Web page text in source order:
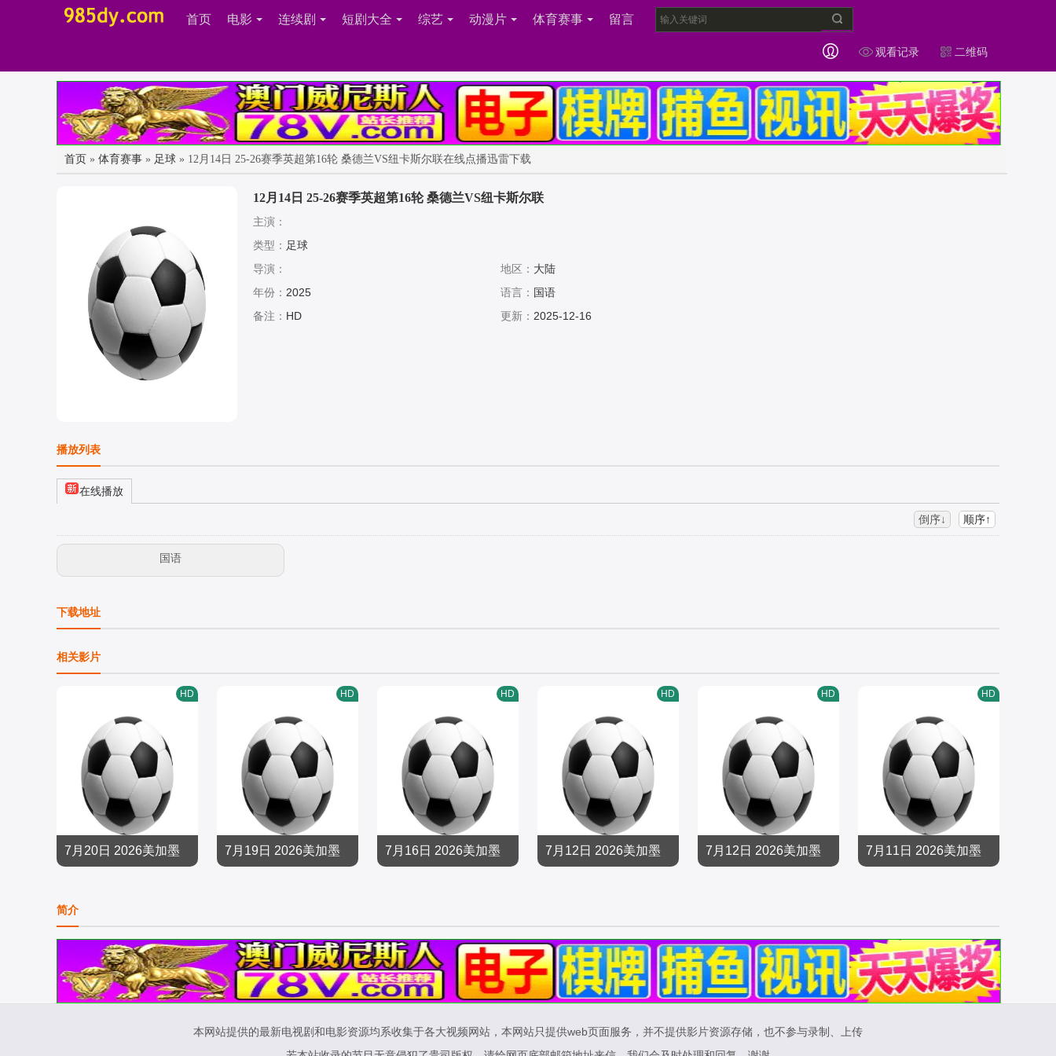
首页 电影 连续剧 短剧大全 综艺 动漫片 体育赛事 留言
二维码
观看记录
首页 » 体育赛事 » 足球 » 12月14日 25-26赛季英超第16轮 桑德兰VS纽卡斯尔联在线点播迅雷下载
12月14日 25-26赛季英超第16轮 桑德兰VS纽卡斯尔联
主演：
类型： 足球
导演：
地区： 大陆
年份： 2025 语言： 国语
备注： HD 更新： 2025-12-16
播放列表
在线播放
倒序↓ 顺序↑
国语
下载地址
相关影片
7月20日 2026美加墨
阿根廷
足球
2026/大陆
HD
7月19日 2026美加墨
2026/大陆
HD
7月16日 2026美加墨
2026/大陆
HD
7月12日 2026美加墨
2026/大陆
HD
7月12日 2026美加墨
2026/大陆
HD
7月11日 2026美加墨
2026/大陆
HD
简介
本网站提供的最新电视剧和电影资源均系收集于各大视频网站，本网站只提供web页面服务，并不提供影片资源存储，也不参与录制、上传